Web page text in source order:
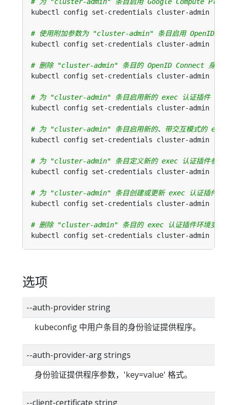
kubectl config set-credentials cluster-admin --
# 使用附加参数为 "cluster-admin" 条目启用 OpenID
kubectl config set-credentials cluster-admin --
# 删除 "cluster-admin" 条目的 OpenID Connect 身
kubectl config set-credentials cluster-admin --
# 为 "cluster-admin" 条目启用新的 exec 认证插件
kubectl config set-credentials cluster-admin --
# 为 "cluster-admin" 条目启用新的、带交互模式的
kubectl config set-credentials cluster-admin --
# 为 "cluster-admin" 条目定义新的 exec 认证插件参数
kubectl config set-credentials cluster-admin --
# 为 "cluster-admin" 条目创建或更新 exec 认证插件环
kubectl config set-credentials cluster-admin --
# 删除 "cluster-admin" 条目的 exec 认证插件环境变量
kubectl config set-credentials cluster-admin --
选项
--auth-provider string
kubeconfig 中用户条目的身份验证提供程序。
--auth-provider-arg strings
身份验证提供程序参数，'key=value' 格式。
--client-certificate string